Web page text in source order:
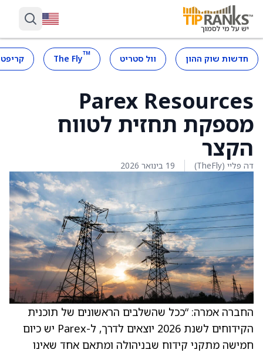
חדשות שוק ההון וול סטריט ™
The Fly
Parex Resources
מספקת תחזית לטווח
הקצר
דה פליי (TheFly) 19 בינואר 2026
החברה אמרה: “ככל שהשלבים הראשונים של תוכנית
הקידוחים לשנת 2026 יוצאים לדרך, ל-Parex יש כיום
חמישה מתקני קידוח שבניהולה ומתאם אחד שאינו